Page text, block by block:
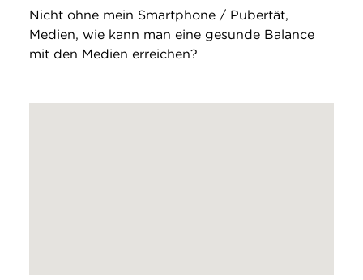
Nicht ohne mein Smartphone / Pubertät,
Medien, wie kann man eine gesunde Balance
mit den Medien erreichen?